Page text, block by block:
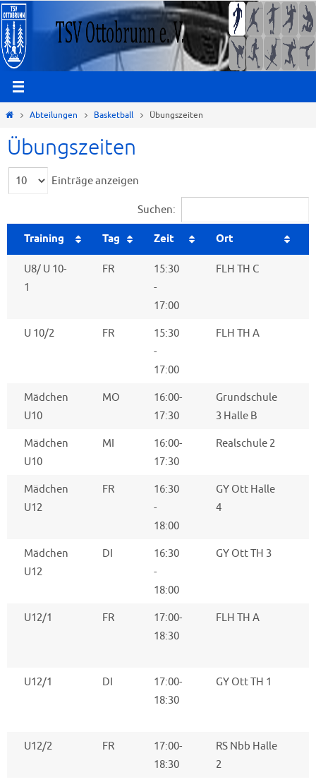
Zum
Inhalt
springen
StartAbteilungen Basketball Übungszeiten
Übungszeiten
Einträge anzeigen
Suchen:
Training Tag Zeit Ort
U8/ U 10-
1
FR
15:30
-
17:00
FLH TH C
U 10/2 FR
15:30
-
17:00
FLH TH A
Mädchen
U10
MO
16:00-
17:30
Grundschule
3 Halle B
Mädchen
U10
MI
16:00-
17:30
Realschule 2
Mädchen
U12
FR
16:30
-
18:00
GY Ott Halle
4
Mädchen
U12
DI
16:30
-
18:00
GY Ott TH 3
U12/1 FR
17:00-
18:30
FLH TH A
U12/1
DI
17:00-
18:30
GY Ott TH 1
U12/2
FR
17:00-
18:30
RS Nbb Halle
2